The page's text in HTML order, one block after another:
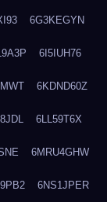
6G3KEGYN
6I5IUH76
6KDND60Z
6LL59T6X
6MRU4GHW
6NS1JPER